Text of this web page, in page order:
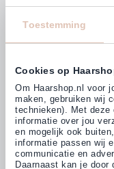
Toestemming
Cookies op
Om Haarshop.nl voor
maken, gebruiken wij
technieken). Met deze
informatie over jou
en mogelijk ook
informatie passen wij
communicatie en
Daarnaast kan je
E-mailadres
Volg ons